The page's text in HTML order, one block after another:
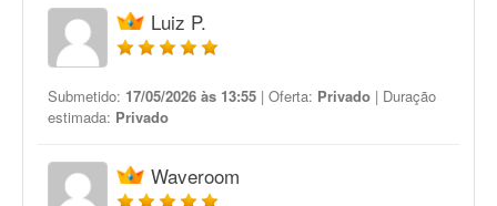
Luiz P.
Submetido: 17/05/2026 às 13:55 | Oferta: Privado | Duração
estimada: Privado
Waveroom